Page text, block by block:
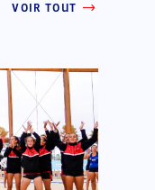
VOIR TOUT